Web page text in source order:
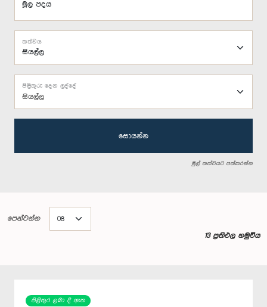
මූල පදය
තත්වය
සියල්ල
පිළිතුරු දෙන ලද්දේ
සොයන්න
මුල් තත්වයට පත්කරන්න
පෙන්වන්න
13 ප්‍රතිඵල හමුවිය
පිළිතුර ලබා දී ඇත